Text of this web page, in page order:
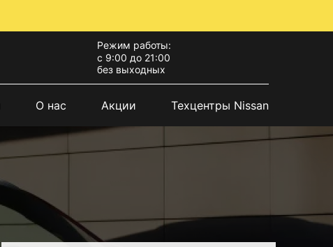
Режим работы:
с 9:00 до 21:00
без выходных
О нас Акции Техцентры Nissan